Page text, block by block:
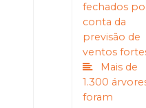
fechados
conta da
previsão de
ventos
Mais de
1.300
foram